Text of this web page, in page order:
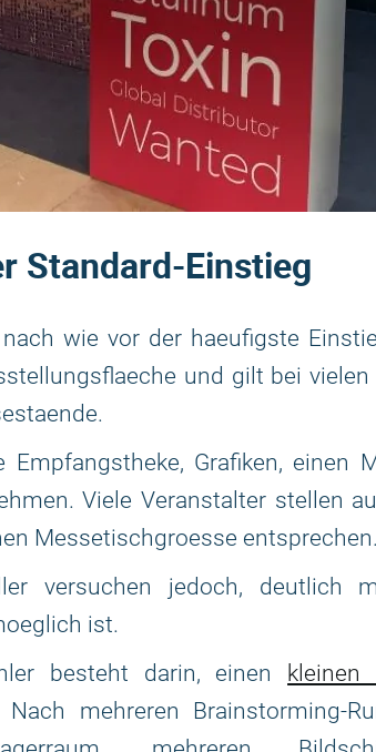
Standard-Einstieg
wie vor der haeufigste
und gilt bei
Empfangstheke, Grafiken, einen
Viele Veranstalter stellen
Messetischgroesse entsprechen.
versuchen jedoch, deutlich
ist.
besteht darin, einen kleinen
mehreren Brainstorming-